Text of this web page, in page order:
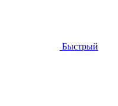
Быстрый